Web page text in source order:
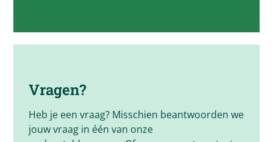
Vragen?
Heb je een vraag? Misschien beantwoorden we
jouw vraag in één van onze